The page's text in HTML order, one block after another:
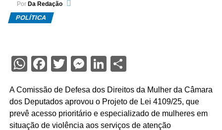
Por Da Redação
POLÍTICA
WhatsApp
Facebook
Twitter
Messenger
LinkedIn
Share
A Comissão de Defesa dos Direitos da Mulher da Câmara
dos Deputados aprovou o Projeto de Lei 4109/25, que
prevê acesso prioritário e especializado de mulheres em
situação de violência aos serviços de atenção